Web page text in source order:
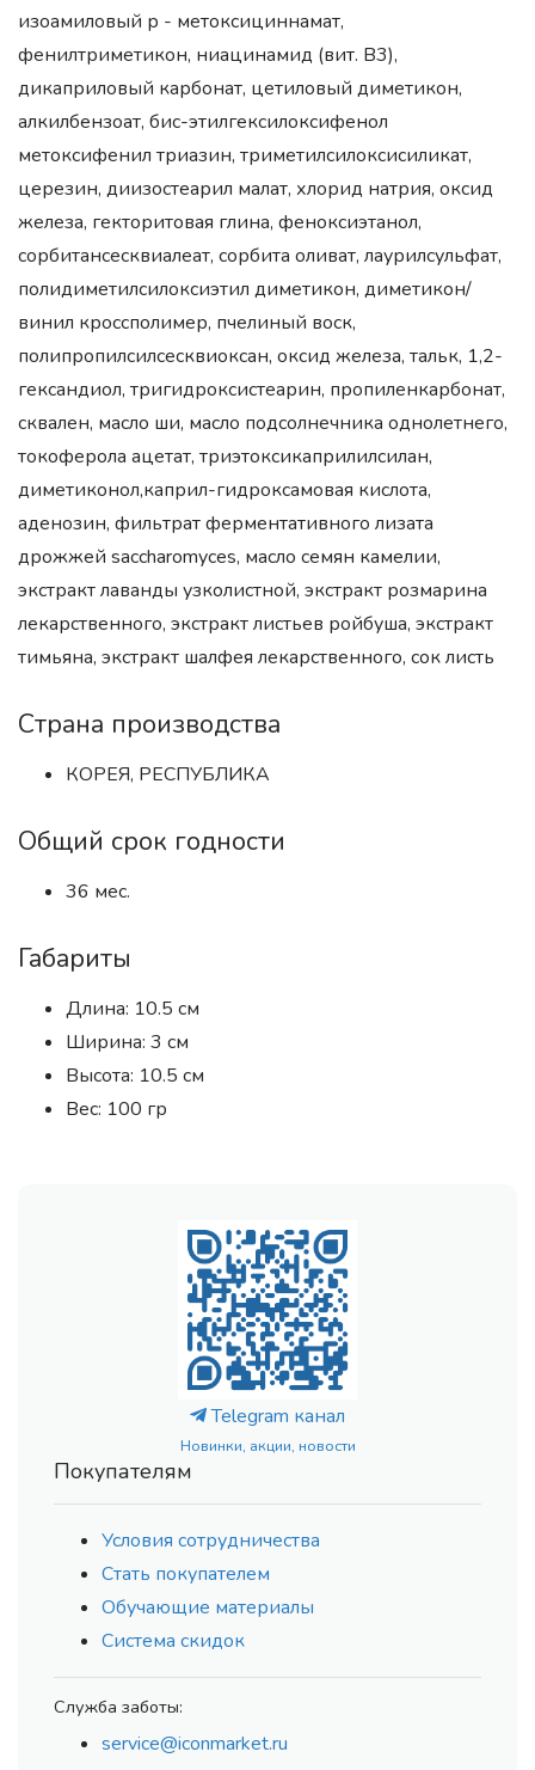
изоамиловый р - метоксициннамат,
фенилтриметикон, ниацинамид (вит. B3),
дикаприловый карбонат, цетиловый диметикон,
алкилбензоат, бис-этилгексилоксифенол
метоксифенил триазин, триметилсилоксисиликат,
церезин, диизостеарил малат, хлорид натрия, оксид
железа, гекторитовая глина, феноксиэтанол,
сорбитансесквиалеат, сорбита оливат, лаурилсульфат,
полидиметилсилоксиэтил диметикон, диметикон/
винил кроссполимер, пчелиный воск,
полипропилсилсесквиоксан, оксид железа, тальк, 1,2-
гександиол, тригидроксистеарин, пропиленкарбонат,
сквален, масло ши, масло подсолнечника однолетнего,
токоферола ацетат, триэтоксикаприлилсилан,
диметиконол,каприл-гидроксамовая кислота,
аденозин, фильтрат ферментативного лизата
дрожжей saccharomyces, масло семян камелии,
экстракт лаванды узколистной, экстракт розмарина
лекарственного, экстракт листьев ройбуша, экстракт
тимьяна, экстракт шалфея лекарственного, сок листь
Страна производства
КОРЕЯ, РЕСПУБЛИКА
Общий срок годности
36 мес.
Габариты
Длина: 10.5 см
Ширина: 3 см
Высота: 10.5 см
Вес: 100 гр
Telegram канал
Новинки, акции, новости
Покупателям
Условия сотрудничества
Стать покупателем
Обучающие материалы
Система скидок
Служба заботы:
service@iconmarket.ru